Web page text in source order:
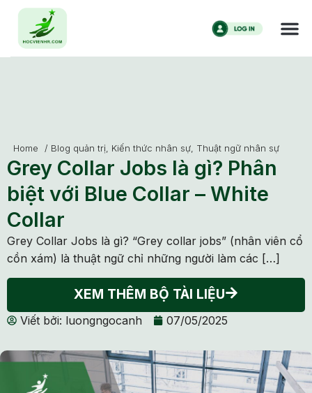
Home / Blog quản trị, Kiến thức nhân sự, Thuật ngữ nhân sự
Grey Collar Jobs là gì? Phân
biệt với Blue Collar – White
Collar
Grey Collar Jobs là gì? “Grey collar jobs” (nhân viên cổ
cồn xám) là thuật ngữ chỉ những người làm các […]
XEM THÊM BỘ TÀI LIỆU
Viết bởi: luongngocanh 07/05/2025